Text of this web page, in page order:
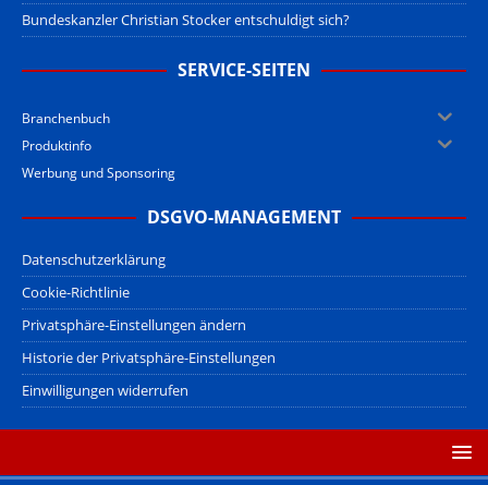
Bundeskanzler Christian Stocker entschuldigt sich?
SERVICE-SEITEN
Branchenbuch
Produktinfo
Werbung und Sponsoring
DSGVO-MANAGEMENT
Datenschutzerklärung
Cookie-Richtlinie
Privatsphäre-Einstellungen ändern
Historie der Privatsphäre-Einstellungen
Einwilligungen widerrufen